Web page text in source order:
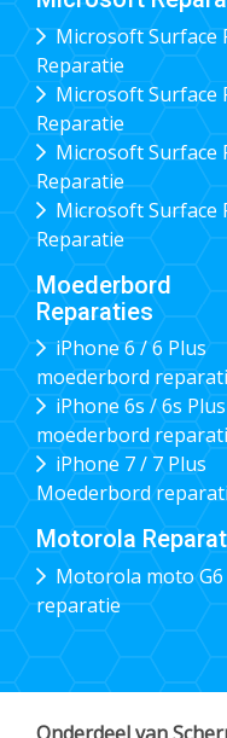
Microsoft Surface
Reparatie
Microsoft Surface
Reparatie
Microsoft Surface
Reparatie
Microsoft Surface
Reparatie
Moederbord
Reparaties
iPhone 6 / 6 Plus
moederbord
iPhone 6s / 6s Plus
moederbord
iPhone 7 / 7 Plus
Moederbord
Motorola
Motorola moto G6
reparatie